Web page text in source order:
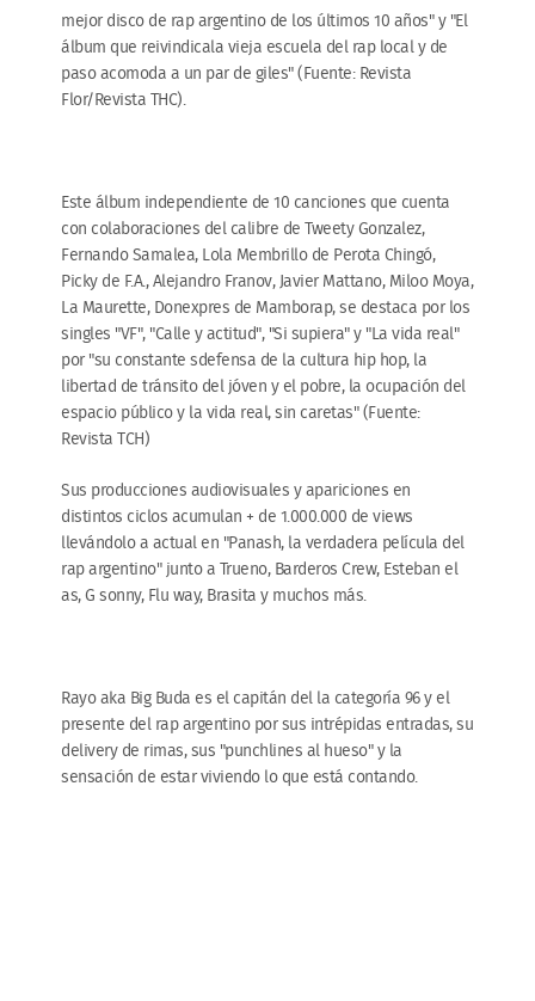
mejor disco de rap argentino de los últimos 10 años" y "El
álbum que reivindicala vieja escuela del rap local y de
paso acomoda a un par de giles" (Fuente: Revista
Flor/Revista THC).
Este álbum independiente de 10 canciones que cuenta
con colaboraciones del calibre de Tweety Gonzalez,
Fernando Samalea, Lola Membrillo de Perota Chingó,
Picky de F.A., Alejandro Franov, Javier Mattano, Miloo Moya,
La Maurette, Donexpres de Mamborap, se destaca por los
singles "VF", "Calle y actitud", "Si supiera" y "La vida real"
por "su constante sdefensa de la cultura hip hop, la
libertad de tránsito del jóven y el pobre, la ocupación del
espacio público y la vida real, sin caretas" (Fuente:
Revista TCH)
Sus producciones audiovisuales y apariciones en
distintos ciclos acumulan + de 1.000.000 de views
llevándolo a actual en "Panash, la verdadera película del
rap argentino" junto a Trueno, Barderos Crew, Esteban el
as, G sonny, Flu way, Brasita y muchos más.
Rayo aka Big Buda es el capitán del la categoría 96 y el
presente del rap argentino por sus intrépidas entradas, su
delivery de rimas, sus "punchlines al hueso" y la
sensación de estar viviendo lo que está contando.